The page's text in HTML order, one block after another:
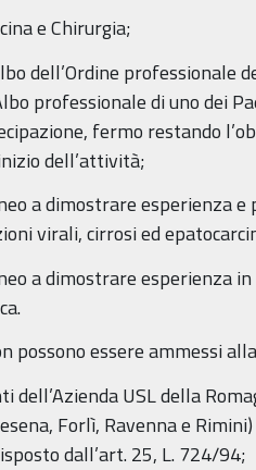
e Chirurgia;
dell’Ordine professionale
professionale di uno dei
fermo restando
dell’attività;
a dimostrare esperienza
virali, cirrosi ed
a dimostrare esperienza
possono essere ammessi
dell’Azienda USL della
Forlì, Ravenna e
dall’art. 25, L. 724/94;